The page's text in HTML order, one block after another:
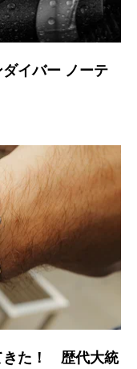
イバー ノーテ
きた！ 歴代大統